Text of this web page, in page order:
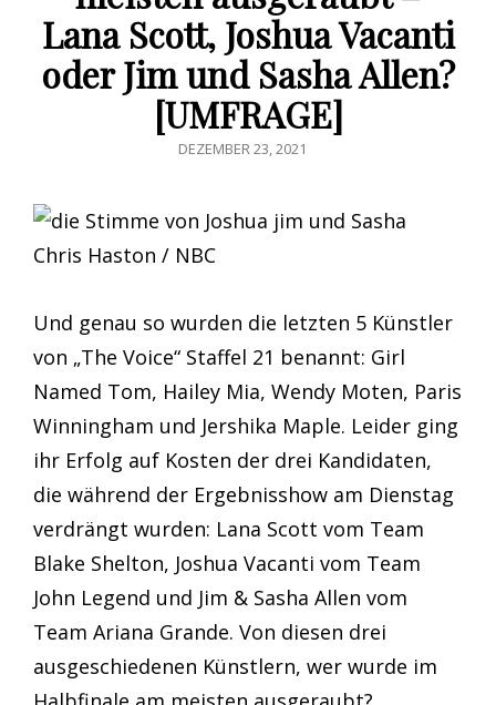
Lana Scott, Joshua Vacanti
oder Jim und Sasha Allen?
[UMFRAGE]
POSTED
DEZEMBER 23, 2021
Chris Haston / NBC
Und genau so wurden die letzten 5 Künstler
von „The Voice“ Staffel 21 benannt: Girl
Named Tom, Hailey Mia, Wendy Moten, Paris
Winningham und Jershika Maple. Leider ging
ihr Erfolg auf Kosten der drei Kandidaten,
die während der Ergebnisshow am Dienstag
verdrängt wurden: Lana Scott vom Team
Blake Shelton, Joshua Vacanti vom Team
John Legend und Jim & Sasha Allen vom
Team Ariana Grande. Von diesen drei
ausgeschiedenen Künstlern, wer wurde im